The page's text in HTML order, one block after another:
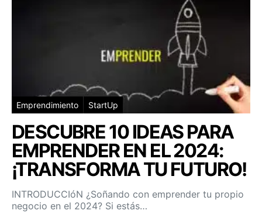
Emprendimiento StartUp
DESCUBRE 10 IDEAS PARA
EMPRENDER EN EL 2024:
¡TRANSFORMA TU FUTURO!
INTRODUCCIóN ¿Soñando con emprender tu propio
negocio en el 2024? Si estás…